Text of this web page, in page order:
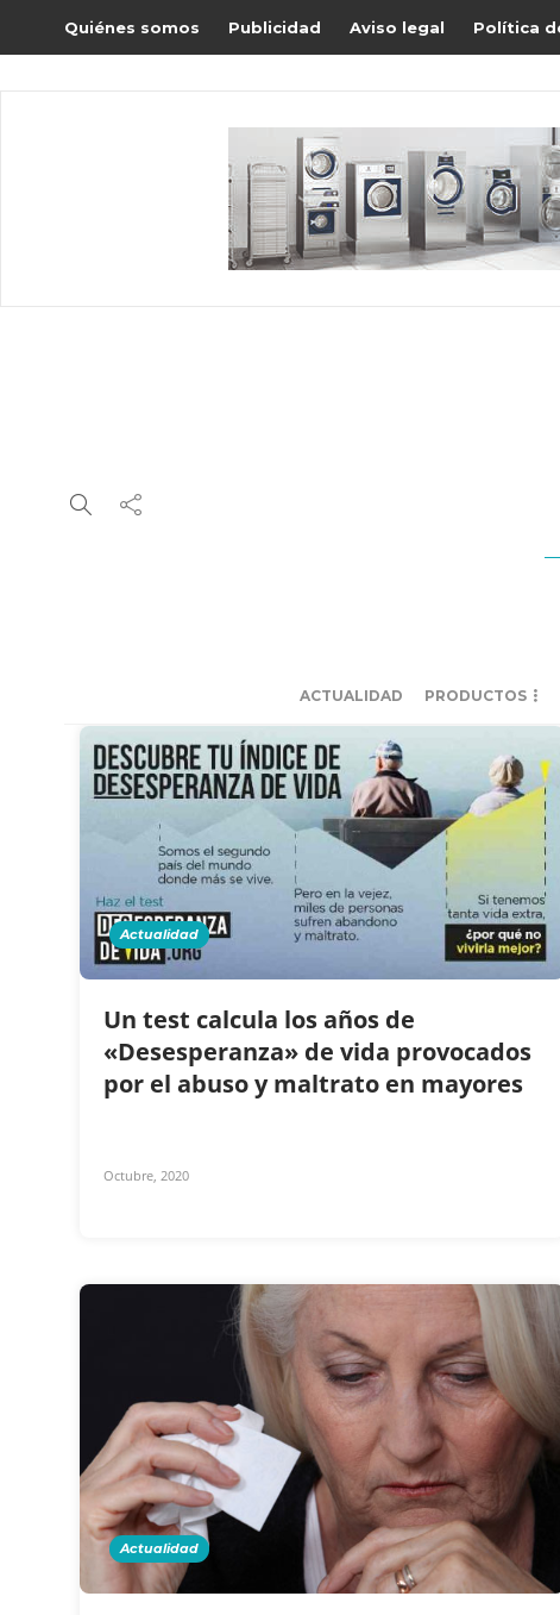
Quiénes somos Publicidad Aviso legal Política
ACTUALIDAD PRODUCTOS
Actualidad
Un test calcula los años de
«Desesperanza» de vida provocados
por el abuso y maltrato en mayores
Octubre, 2020
Actualidad